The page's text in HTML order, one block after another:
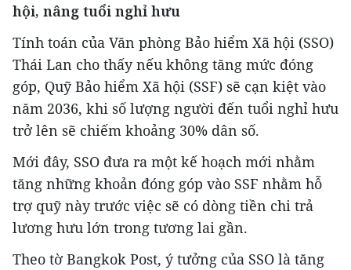
hội, nâng tuổi nghỉ hưu
Tính toán của Văn phòng Bảo hiểm Xã hội (SSO)
Thái Lan cho thấy nếu không tăng mức đóng
góp, Quỹ Bảo hiểm Xã hội (SSF) sẽ cạn kiệt vào
năm 2036, khi số lượng người đến tuổi nghỉ hưu
trở lên sẽ chiếm khoảng 30% dân số.
Mới đây, SSO đưa ra một kế hoạch mới nhằm
tăng những khoản đóng góp vào SSF nhằm hỗ
trợ quỹ này trước việc sẽ có dòng tiền chi trả
lương hưu lớn trong tương lai gần.
Theo tờ Bangkok Post, ý tưởng của SSO là tăng